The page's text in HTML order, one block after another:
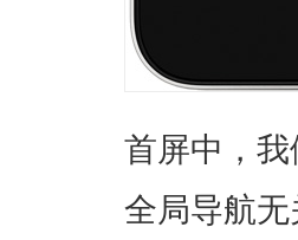
首屏中，
全局导航